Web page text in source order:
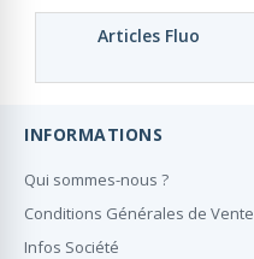
Articles Fluo
INFORMATIONS
Qui sommes-nous ?
Conditions Générales de Vente
Infos Société